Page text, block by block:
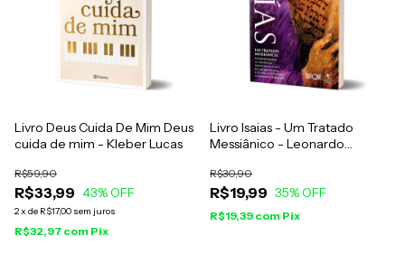
Livro Deus Cuida De Mim Deus
cuida de mim - Kleber Lucas
R$33,99
R$59,90
43% OFF
2x de R$17,00 sem juros
R$32,97 com Pix
Livro Isaias - Um Tratado
Messiânico - Leonardo
R$19,99
R$30,90
35% OFF
R$19,39 com Pix